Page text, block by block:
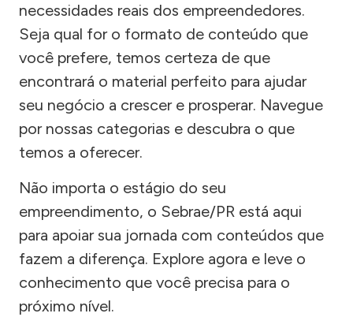
necessidades reais dos empreendedores.
Seja qual for o formato de conteúdo que
você prefere, temos certeza de que
encontrará o material perfeito para ajudar
seu negócio a crescer e prosperar. Navegue
por nossas categorias e descubra o que
temos a oferecer.
Não importa o estágio do seu
empreendimento, o Sebrae/PR está aqui
para apoiar sua jornada com conteúdos que
fazem a diferença. Explore agora e leve o
conhecimento que você precisa para o
próximo nível.